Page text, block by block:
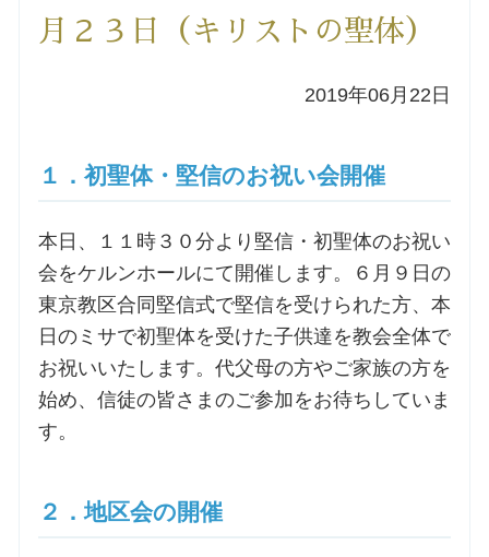
講座のご案内
森田神父の講座
教区カテキスタの講座
三田助祭の講座
オルガンメディテーション
月２３日（キリストの聖体）
2019年06月22日
１．初聖体・堅信のお祝い会開催
本日、１１時３０分より堅信・初聖体のお祝い
会をケルンホールにて開催します。６月９日の
東京教区合同堅信式で堅信を受けられた方、本
日のミサで初聖体を受けた子供達を教会全体で
お祝いいたします。代父母の方やご家族の方を
始め、信徒の皆さまのご参加をお待ちしていま
す。
２．地区会の開催